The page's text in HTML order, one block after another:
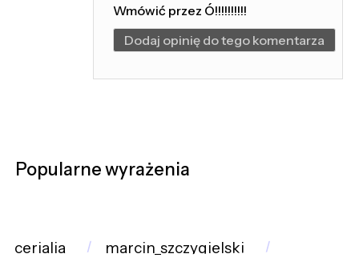
Wmówić przez Ó!!!!!!!!!!
Dodaj opinię do tego komentarza
Popularne wyrażenia
cerialia
marcin_szczygielski